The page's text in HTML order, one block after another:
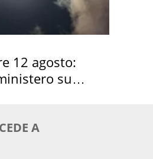
12 agosto:
su